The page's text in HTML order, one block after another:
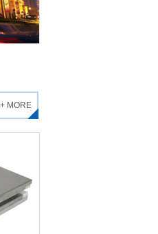
+ MORE